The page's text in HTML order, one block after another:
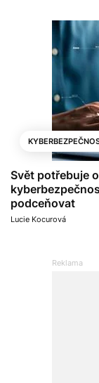
Svět potřebuje
podceňovat
Lucie Kocurová